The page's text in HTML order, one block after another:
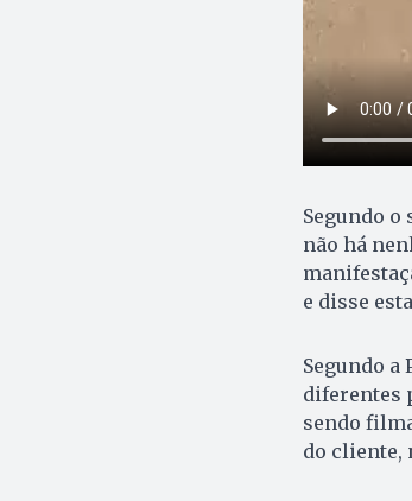
Segundo o
não há
e disse
Segundo
diferentes
sendo
do cliente,